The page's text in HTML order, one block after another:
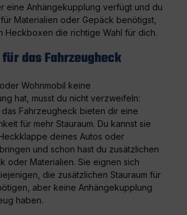
eine Anhängekupplung verfügt und du
Materialien oder Gepäck benötigst,
Heckboxen die richtige Wahl für dich.
das Fahrzeugheck
Wohnmobil keine
hat, musst du nicht verzweifeln:
Fahrzeugheck bieten dir eine
für mehr Stauraum. Du kannst sie
deines Autos oder
und schon hast du zusätzlichen
oder Materialien. Sie eignen sich
die zusätzlichen Stauraum für
aber keine Anhängekupplung
haben.